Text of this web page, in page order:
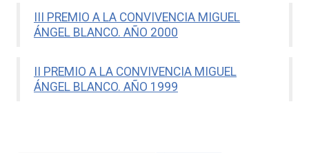
III PREMIO A LA CONVIVENCIA MIGUEL
ÁNGEL BLANCO. AÑO 2000
II PREMIO A LA CONVIVENCIA MIGUEL
ÁNGEL BLANCO. AÑO 1999